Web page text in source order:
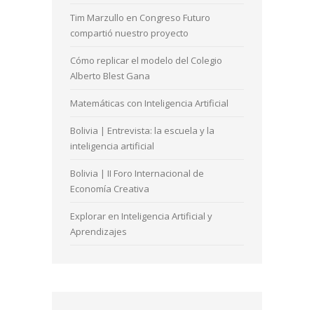
Tim Marzullo en Congreso Futuro
compartió nuestro proyecto
Cómo replicar el modelo del Colegio
Alberto Blest Gana
Matemáticas con Inteligencia Artificial
Bolivia | Entrevista: la escuela y la
inteligencia artificial
Bolivia | II Foro Internacional de
Economía Creativa
Explorar en Inteligencia Artificial y
Aprendizajes